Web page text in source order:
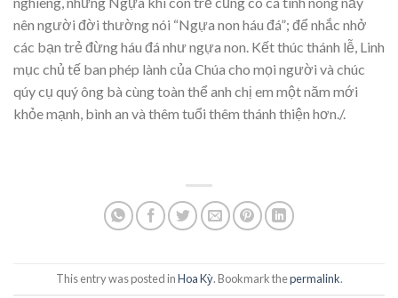
nên người đời thường nói “Ngựa non háu đá”; để nhắc nhở
các bạn trẻ đừng háu đá như ngựa non. Kết thúc thánh lễ, Linh
mục chủ tế ban phép lành của Chúa cho mọi người và chúc
qúy cụ quý ông bà cùng toàn thể anh chị em một năm mới
khỏe mạnh, bình an và thêm tuổi thêm thánh thiện hơn./.
This entry was posted inHoa Kỳ. Bookmark thepermalink.